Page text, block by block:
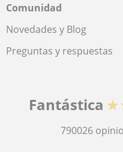
Comunidad
Novedades y Blog
Preguntas y respuestas
Fantástica
790026